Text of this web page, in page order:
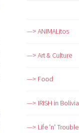
—> ANIMALitos
—> Art & Culture
—> Food
—> IRISH in Bolivia
—> Life 'n' Trouble